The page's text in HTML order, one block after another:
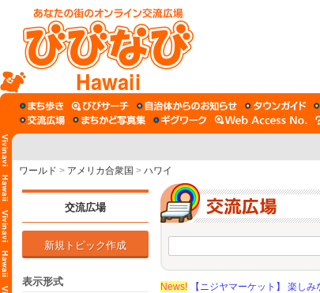
Hawaii
ワールド > アメリカ合衆国 > ハワイ
交流広場
新規トピック作成
表示形式
News!
【ニジヤマーケット】 楽し